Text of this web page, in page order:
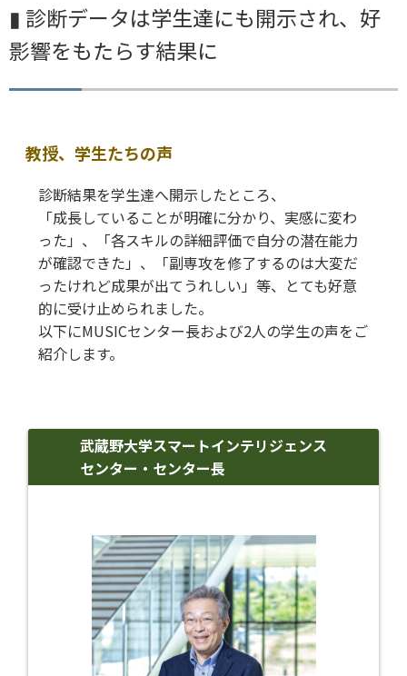
▮ 診断データは学生達にも開示され、好
影響をもたらす結果に
教授、学生たちの声
診断結果を学生達へ開示したところ、
「成長していることが明確に分かり、実感に変わ
った」、「各スキルの詳細評価で自分の潜在能力
が確認できた」、「副専攻を修了するのは大変だ
ったけれど成果が出てうれしい」等、とても好意
的に受け止められました。
以下にMUSICセンター長および2人の学生の声をご
紹介します。
武蔵野大学スマートインテリジェンス
センター・センター長